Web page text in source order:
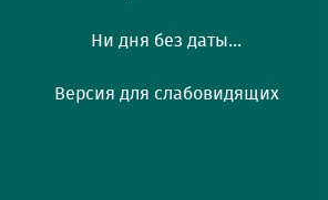
Ни дня без даты...
Версия для слабовидящих